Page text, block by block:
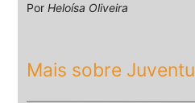
Por Heloísa Oliveira
Mais sobre